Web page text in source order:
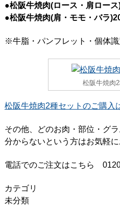
●松阪牛焼肉(ロース・肩ロース
●松阪牛焼肉(肩・モモ・バラ
※牛脂・パンフレット・個体識
松阪牛焼肉
松阪牛焼肉2種セットのご購入
その他、どのお肉・部位・グ
分からないという方はお気軽
電話でのご注文はこちら
カテゴリ
未分類